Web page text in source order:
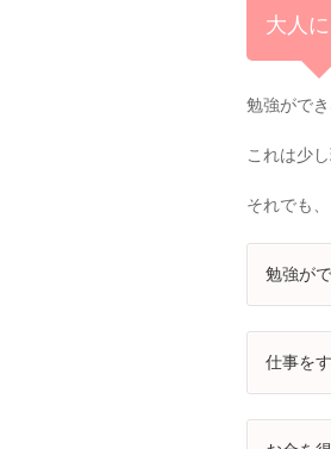
大人
勉強がで
これは少
それでも、
勉強が
仕事を